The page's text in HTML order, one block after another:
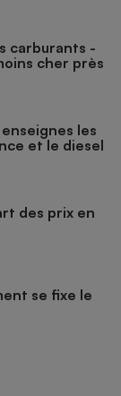
carburants -
cher près
les
et le diesel
des prix en
se fixe le